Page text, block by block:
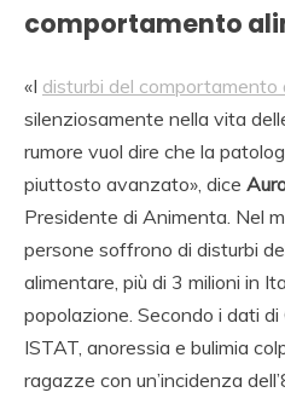
comportamento
«I disturbi del comportamento
silenziosamente nella vita
rumore vuol dire che la
piuttosto avanzato», dice
Presidente di Animenta. Nel
persone soffrono di disturbi
alimentare, più di 3 milioni in
popolazione. Secondo i dati
ISTAT, anoressia e bulimia
ragazze con un’incidenza